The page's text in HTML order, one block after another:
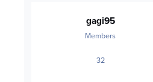
gagi95
Members
32posts